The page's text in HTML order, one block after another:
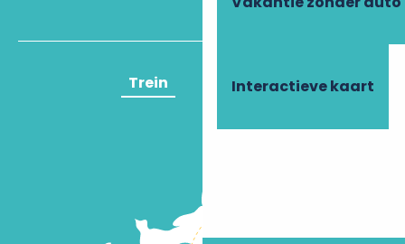
Interactieve kaart
Trein Vliegtuig